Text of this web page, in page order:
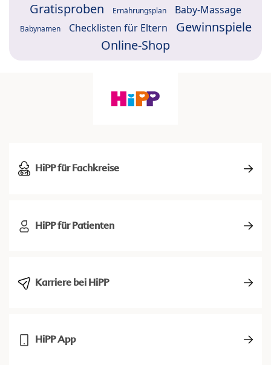
Gratisproben Ernährungsplan Baby-Massage
Babynamen Checklisten für Eltern
Gewinnspiele
Online-Shop
HiPP für Fachkreise
HiPP für Patienten
Karriere bei HiPP
HiPP App